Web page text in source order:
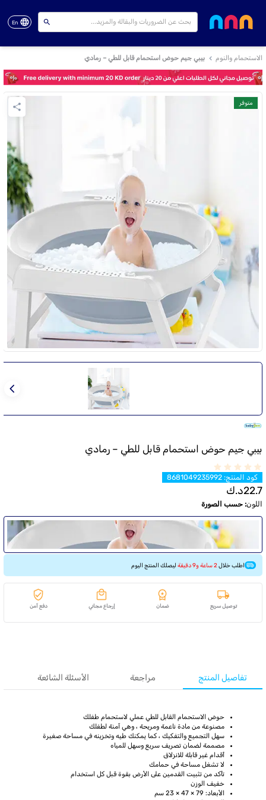
En
الاستحمام والنوم بيبي جيم حوض استحمام قابل للطي – رمادي
متوفر
بيبي جيم حوض استحمام قابل للطي – رمادي
كود المنتج:
8681049235992
22.7د.ك
اللون: حسب الصورة
اطلب خلال 2 ساعة و9 دقيقة ليصلك المنتج اليوم
توصيل سريع ضمان إرجاع مجاني دفع آمن
تفاصيل المنتج مراجعة الأسئلة الشائعة
حوض الاستحمام القابل للطي عملي لاستحمام طفلك
مصنوعة من مادة ناعمة ومريحة ، وهي آمنة لطفلك
سهل التجميع والتفكيك ، كما يمكنك طيه وتخزينه في مساحة صغيرة
مصممة لضمان تصريف سريع وسهل للمياه
أقدام غير قابلة للانزلاق
لا تشغل مساحة في حمامك
تأكد من تثبيت القدمين على الأرض بقوة قبل كل استخدام
خفيف الوزن
الأبعاد: 79 × 47 × 23 سم